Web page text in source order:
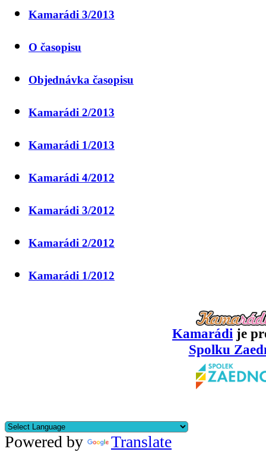
Kamarádi 3/2013
O časopisu
Objednávka časopisu
Kamarádi 2/2013
Kamarádi 1/2013
Kamarádi 4/2012
Kamarádi 3/2012
Kamarádi 2/2012
Kamarádi 1/2012
Kamarádi je
Spolku
Powered by Translate